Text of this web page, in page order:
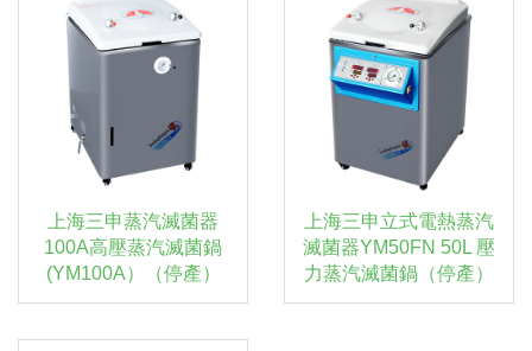
上海三申蒸汽滅菌器
100A高壓蒸汽滅菌鍋
(YM100A）（停產）
上海三申立式電熱蒸汽
滅菌器YM50FN 50L 壓
力蒸汽滅菌鍋（停產）